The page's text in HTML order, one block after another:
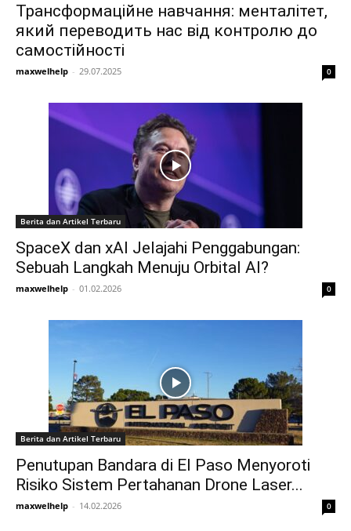
Трансформаційне навчання: менталітет,
який переводить нас від контролю до
самостійності
maxwelhelp - 29.07.2025 0
Berita dan Artikel Terbaru
SpaceX dan xAI Jelajahi Penggabungan:
Sebuah Langkah Menuju Orbital AI?
maxwelhelp - 01.02.2026 0
Berita dan Artikel Terbaru
Penutupan Bandara di El Paso Menyoroti
Risiko Sistem Pertahanan Drone Laser...
maxwelhelp - 14.02.2026 0